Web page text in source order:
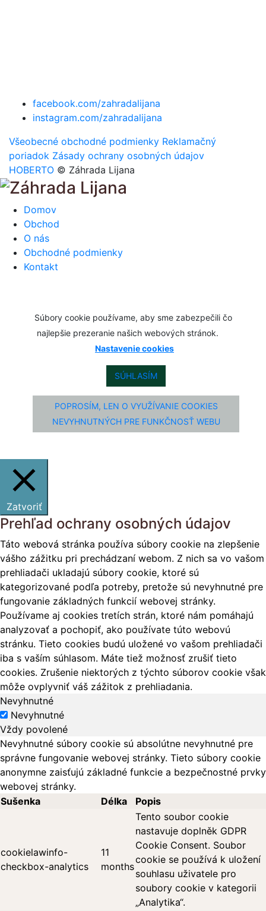
facebook.com/zahradalijana
instagram.com/zahradalijana
Všeobecné obchodné podmienky Reklamačný
poriadok Zásady ochrany osobných údajov
HOBERTO © Záhrada Lijana
Domov
Obchod
O nás
Obchodné podmienky
Kontakt
Súbory cookie používame, aby sme zabezpečili čo
najlepšie prezeranie našich webových stránok.
Nastavenie cookies
SÚHLASÍM
POPROSÍM, LEN O VYUŽÍVANIE COOKIES
NEVYHNUTNÝCH PRE FUNKČNOSŤ WEBU
Zatvoriť
Prehľad ochrany osobných údajov
Táto webová stránka používa súbory cookie na zlepšenie
vášho zážitku pri prechádzaní webom. Z nich sa vo vašom
prehliadači ukladajú súbory cookie, ktoré sú
kategorizované podľa potreby, pretože sú nevyhnutné pre
fungovanie základných funkcií webovej stránky.
Používame aj cookies tretích strán, ktoré nám pomáhajú
analyzovať a pochopiť, ako používate túto webovú
stránku. Tieto cookies budú uložené vo vašom prehliadači
iba s vaším súhlasom. Máte tiež možnosť zrušiť tieto
cookies. Zrušenie niektorých z týchto súborov cookie však
môže ovplyvniť váš zážitok z prehliadania.
Nevyhnutné
Nevyhnutné
Vždy povolené
Nevyhnutné súbory cookie sú absolútne nevyhnutné pre
správne fungovanie webovej stránky. Tieto súbory cookie
anonymne zaisťujú základné funkcie a bezpečnostné prvky
webovej stránky.
Sušenka
Délka Popis
cookielawinfo-
checkbox-analytics
11
months
Tento soubor cookie
nastavuje doplněk GDPR
Cookie Consent. Soubor
cookie se používá k uložení
souhlasu uživatele pro
soubory cookie v kategorii
„Analytika“.